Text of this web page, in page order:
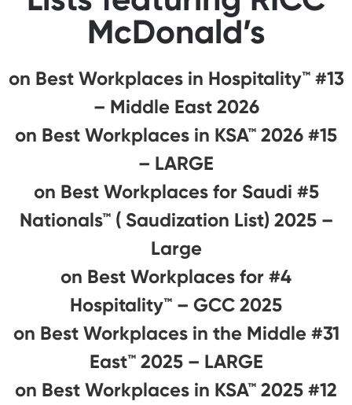
McDonald’s
#13 on Best Workplaces in Hospitality™
– Middle East 2026
#15 on Best Workplaces in KSA™ 2026
– LARGE
#5 on Best Workplaces for Saudi
Nationals™ ( Saudization List) 2025 –
Large
#4 on Best Workplaces for
Hospitality™ – GCC 2025
#31 on Best Workplaces in the Middle
East™ 2025 – LARGE
#12 on Best Workplaces in KSA™ 2025